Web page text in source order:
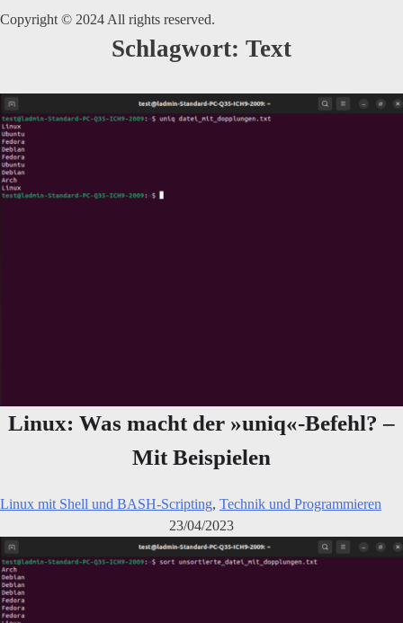
Copyright © 2024 All rights reserved.
Schlagwort: Text
Linux: Was macht der »uniq«-Befehl? –
Mit Beispielen
Linux mit Shell und BASH-Scripting, Technik und Programmieren
23/04/2023